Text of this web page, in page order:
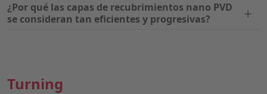
¿Por qué las capas de recubrimientos nano PVD
se consideran tan eficientes y progresivas?
Turning